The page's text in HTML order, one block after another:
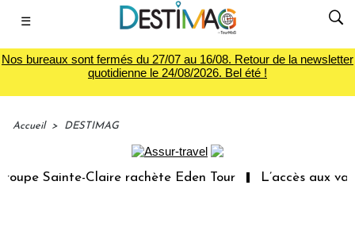
☰
Nos bureaux sont fermés du 27/07 au 16/08. Retour de la newsletter
quotidienne le 24/08/2026. Bel été !
Accueil > DESTIMAG
Sainte-Claire rachète Eden Tour L’accès aux